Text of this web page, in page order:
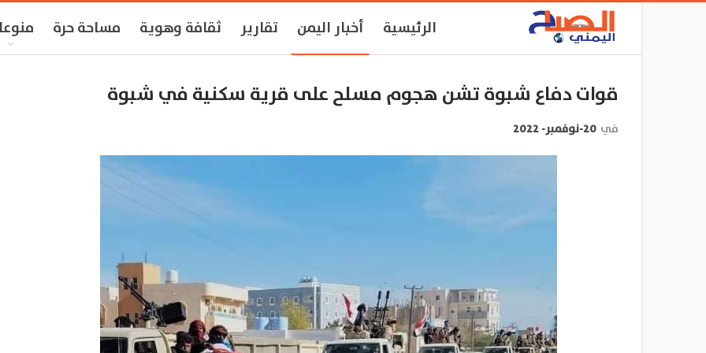
الرئيسية أخبار اليمن تقارير ثقافة وهوية مساحة حرة
قوات دفاع شبوة تشن هجوم مسلح على قرية سكنية في شبوة
في 20-نوفمبر- 2022